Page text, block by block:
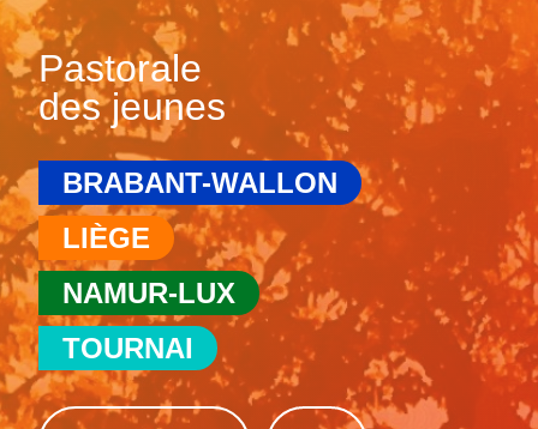
Pastorale
des jeunes
BRABANT-WALLON
LIÈGE
NAMUR-LUX
TOURNAI